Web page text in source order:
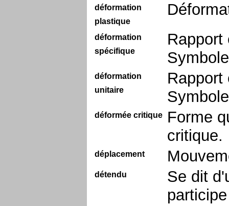
déformation
plastique
déformation
spécifique
Rapport
déformation
unitaire
Rapport
déformée critique
Forme
critique.
déplacement
détendu
Se dit